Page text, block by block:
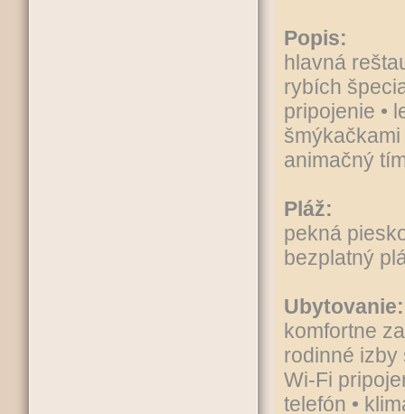
Popis:
hlavná
rybích
pripojenie •
šmýkačkami
animačný
Pláž:
pekná
bezplatný
Ubytovanie:
komfortne
rodinné izby
Wi-Fi
telefón •